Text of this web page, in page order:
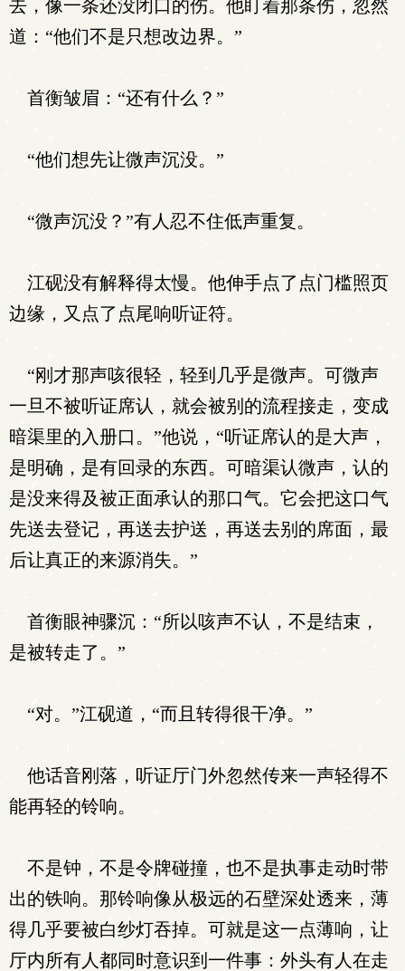
去，像一条还没闭口的伤。他盯着那条伤，忽然
道：“他们不是只想改边界。”
首衡皱眉：“还有什么？”
“他们想先让微声沉没。”
“微声沉没？”有人忍不住低声重复。
江砚没有解释得太慢。他伸手点了点门槛照页
边缘，又点了点尾响听证符。
“刚才那声咳很轻，轻到几乎是微声。可微声
一旦不被听证席认，就会被别的流程接走，变成
暗渠里的入册口。”他说，“听证席认的是大声，
是明确，是有回录的东西。可暗渠认微声，认的
是没来得及被正面承认的那口气。它会把这口气
先送去登记，再送去护送，再送去别的席面，最
后让真正的来源消失。”
首衡眼神骤沉：“所以咳声不认，不是结束，
是被转走了。”
“对。”江砚道，“而且转得很干净。”
他话音刚落，听证厅门外忽然传来一声轻得不
能再轻的铃响。
不是钟，不是令牌碰撞，也不是执事走动时带
出的铁响。那铃响像从极远的石壁深处透来，薄
得几乎要被白纱灯吞掉。可就是这一点薄响，让
厅内所有人都同时意识到一件事：外头有人在走